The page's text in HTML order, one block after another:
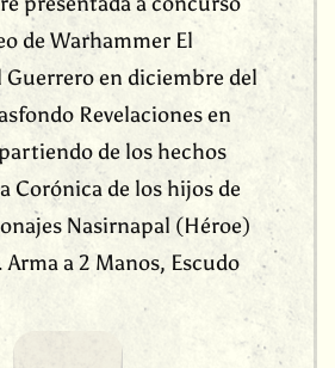
de Warhammer El
Guerrero en diciembre del
Revelaciones en
de los hechos
Corónica de los hijos de
Nasirnapal (Héroe)
a 2 Manos, Escudo